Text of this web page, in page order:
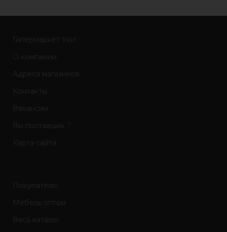
Гипермаркет Уют
О компании
Адреса магазинов
Контакты
Вакансии
Вы поставщик ?
Карта сайта
Покупателю
Мебель оптом
Весь каталог